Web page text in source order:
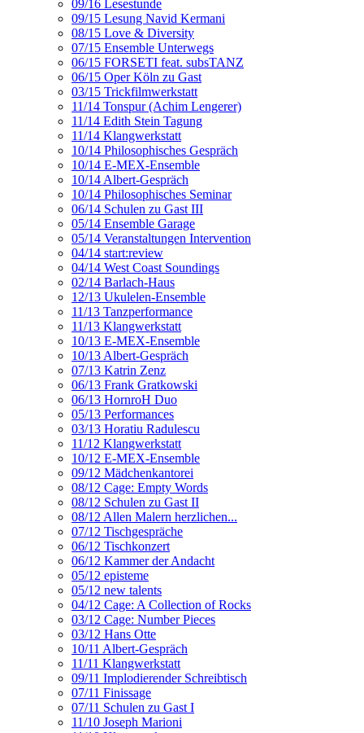
09/16 Lesestunde
09/15 Lesung Navid Kermani
08/15 Love & Diversity
07/15 Ensemble Unterwegs
06/15 FORSETI feat. subsTANZ
06/15 Oper Köln zu Gast
03/15 Trickfilmwerkstatt
11/14 Tonspur (Achim Lengerer)
11/14 Edith Stein Tagung
11/14 Klangwerkstatt
10/14 Philosophisches Gespräch
10/14 E-MEX-Ensemble
10/14 Albert-Gespräch
10/14 Philosophisches Seminar
06/14 Schulen zu Gast III
05/14 Ensemble Garage
05/14 Veranstaltungen Intervention
04/14 start:review
04/14 West Coast Soundings
02/14 Barlach-Haus
12/13 Ukulelen-Ensemble
11/13 Tanzperformance
11/13 Klangwerkstatt
10/13 E-MEX-Ensemble
10/13 Albert-Gespräch
07/13 Katrin Zenz
06/13 Frank Gratkowski
06/13 HornroH Duo
05/13 Performances
03/13 Horatiu Radulescu
11/12 Klangwerkstatt
10/12 E-MEX-Ensemble
09/12 Mädchenkantorei
08/12 Cage: Empty Words
08/12 Schulen zu Gast II
08/12 Allen Malern herzlichen...
07/12 Tischgespräche
06/12 Tischkonzert
06/12 Kammer der Andacht
05/12 episteme
05/12 new talents
04/12 Cage: A Collection of Rocks
03/12 Cage: Number Pieces
03/12 Hans Otte
10/11 Albert-Gespräch
11/11 Klangwerkstatt
09/11 Implodierender Schreibtisch
07/11 Finissage
07/11 Schulen zu Gast I
11/10 Joseph Marioni